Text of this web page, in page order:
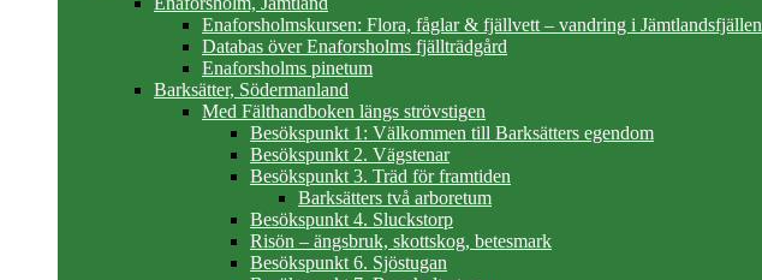
Enaforsholmskursen: Flora, fåglar & fjällvett – vandring i Jämtlandsfjällen
Databas över Enaforsholms fjällträdgård
Enaforsholms pinetum
Barksätter, Södermanland
Med Fälthandboken längs strövstigen
Besökspunkt 1: Välkommen till Barksätters egendom
Besökspunkt 2. Vägstenar
Besökspunkt 3. Träd för framtiden
Barksätters två arboretum
Besökspunkt 4. Sluckstorp
Risön – ängsbruk, skottskog, betesmark
Besökspunkt 6. Sjöstugan